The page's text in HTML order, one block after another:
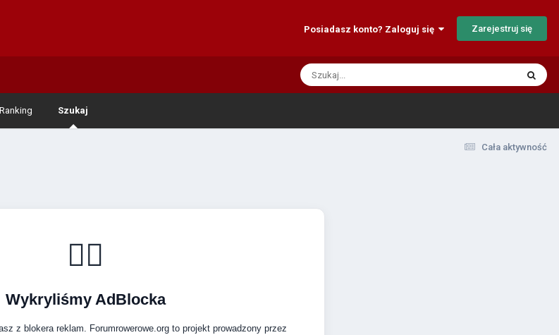
Posiadasz konto? Zaloguj się Zarejestruj się
Ranking Szukaj
Cała aktywność
🚴‍♂️
Wykryliśmy AdBlocka
z blokera reklam. Forumrowerowe.org to projekt prowadzony przez